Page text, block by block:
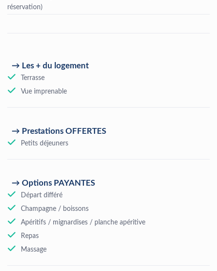
réservation)
Les + du logement
Terrasse
Vue imprenable
Prestations OFFERTES
Petits déjeuners
Options PAYANTES
Départ différé
Champagne / boissons
Apéritifs / mignardises / planche apéritive
Repas
Massage